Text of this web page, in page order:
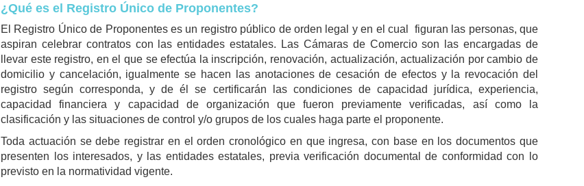
¿Qué es el Registro Único de Proponentes?
El Registro Único de Proponentes es un registro público de orden legal y en el cual figuran las personas, que
aspiran celebrar contratos con las entidades estatales. Las Cámaras de Comercio son las encargadas de
llevar este registro, en el que se efectúa la inscripción, renovación, actualización, actualización por cambio de
domicilio y cancelación, igualmente se hacen las anotaciones de cesación de efectos y la revocación del
registro según corresponda, y de él se certificarán las condiciones de capacidad jurídica, experiencia,
capacidad financiera y capacidad de organización que fueron previamente verificadas, así como la
clasificación y las situaciones de control y/o grupos de los cuales haga parte el proponente.
Toda actuación se debe registrar en el orden cronológico en que ingresa, con base en los documentos que
presenten los interesados, y las entidades estatales, previa verificación documental de conformidad con lo
previsto en la normatividad vigente.